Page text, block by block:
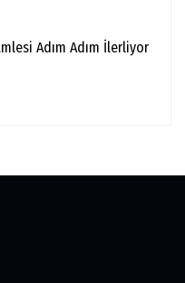
Adım Adım İlerliyor